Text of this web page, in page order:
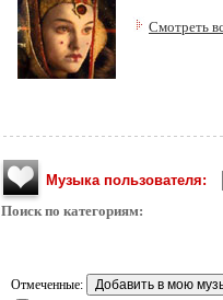
Смотреть
Музыка пользователя:
Поиск по категориям:
Отмеченные: